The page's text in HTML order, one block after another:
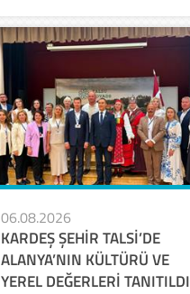
06.08.2026
KARDEŞ ŞEHİR TALSİ’DE
ALANYA’NIN KÜLTÜRÜ VE
YEREL DEĞERLERİ TANITILDI